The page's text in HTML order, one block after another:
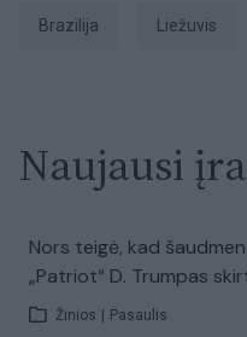
Brazilija liežuvis
Naujausi
Nors teigė, kad
„Patriot“ D. Trumpas
Žinios Pasaulis